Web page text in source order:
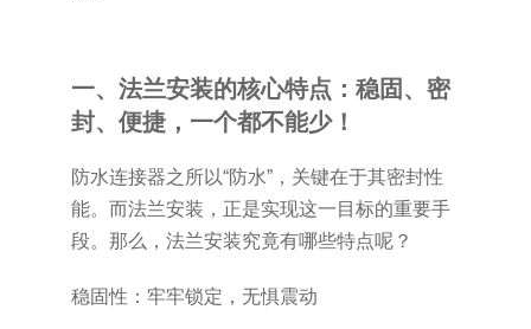
一、法兰安装的核心特点：稳固、密
封、便捷，一个都不能少！
防水连接器之所以“防水”，关键在于其密封性
能。而法兰安装，正是实现这一目标的重要手
段。那么，法兰安装究竟有哪些特点呢？
稳固性：牢牢锁定，无惧震动